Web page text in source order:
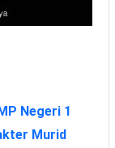
Negeri 1
Murid